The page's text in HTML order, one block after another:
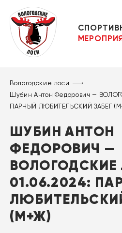
Вологодские лоси
Шубин Антон Федорович —
ПАРНЫЙ ЛЮБИТЕЛЬСКИЙ ЗАБЕГ
ШУБИН АНТОН
ФЕДОРОВИЧ —
ВОЛОГОДСКИЕ
01.06.2024:
(М+Ж)